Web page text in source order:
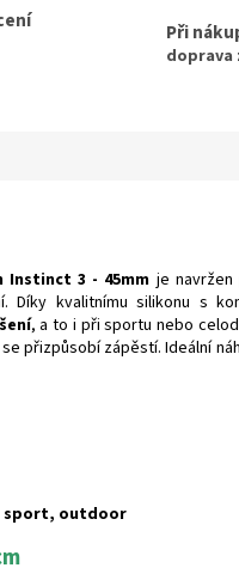
Při
doprava
Instinct 3 - 45mm je navržen
Díky kvalitnímu silikonu s
, a to i při sportu nebo
přizpůsobí zápěstí. Ideální
sport, outdoor